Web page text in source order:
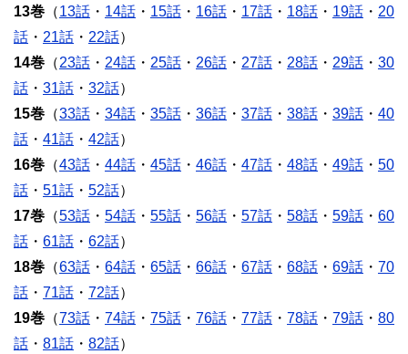
13巻 （13話 ・ 14話 ・ 15話 ・ 16話 ・ 17話 ・ 18話 ・ 19話 ・ 20
話 ・ 21話 ・ 22話）
14巻 （23話 ・ 24話 ・ 25話 ・ 26話 ・ 27話 ・ 28話 ・ 29話 ・ 30
話 ・ 31話 ・ 32話）
15巻 （33話 ・ 34話 ・ 35話 ・ 36話 ・ 37話 ・ 38話 ・ 39話 ・ 40
話 ・ 41話 ・ 42話）
16巻 （43話 ・ 44話 ・ 45話 ・ 46話 ・ 47話 ・ 48話 ・ 49話 ・ 50
話 ・ 51話 ・ 52話）
17巻 （53話 ・ 54話 ・ 55話 ・ 56話 ・ 57話 ・ 58話 ・ 59話 ・ 60
話 ・ 61話 ・ 62話）
18巻 （63話 ・ 64話 ・ 65話 ・ 66話 ・ 67話 ・ 68話 ・ 69話 ・ 70
話 ・ 71話 ・ 72話）
19巻 （73話 ・ 74話 ・ 75話 ・ 76話 ・ 77話 ・ 78話 ・ 79話 ・ 80
話 ・ 81話 ・ 82話）